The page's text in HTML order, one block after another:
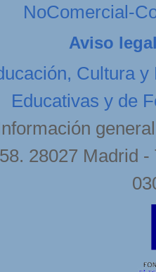
NoComercial-
Aviso
Cultura y
Educativas y de
28027 Madrid